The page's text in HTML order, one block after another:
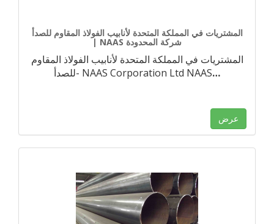
المشتريات في المملكة المتحدة لأنابيب الفولاذ المقاوم للصدأ
| NAAS شركة المحدودة
المشتريات في المملكة المتحدة لأنابيب الفولاذ المقاوم
للصدأ- NAAS Corporation Ltd NAAS…
عرض